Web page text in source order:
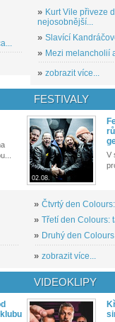
» Kurt Vile přiveze
nejosobnější...
» Slavící
» Mezi melancholií
» zobrazit více...
FESTIVALY
02.08.
V
» Čtvrtý den
» Třetí den Colours:
» Druhý den
» zobrazit více...
VIDEOKLIPY